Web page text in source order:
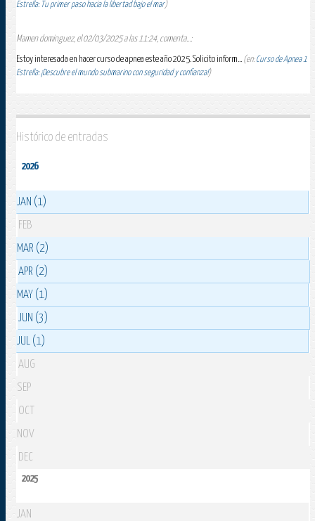
Estrella: Tu primer paso hacia la libertad bajo el mar)
Mamen dominguez, el 02/03/2025 a las 11:24, comenta...:
Estoy interesada en hacer curso de apnea este año 2025. Solicito inform... (en:Curso de Apnea 1
Estrella: ¡Descubre el mundo submarino con seguridad y confianza!)
Histórico de entradas
2026
JAN (1)
FEB
MAR (2)
APR (2)
MAY (1)
JUN (3)
JUL (1)
AUG
SEP
OCT
NOV
DEC
2025
JAN